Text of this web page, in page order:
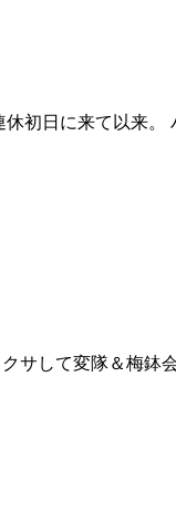
初日に来て以来
サして変隊＆梅鉢